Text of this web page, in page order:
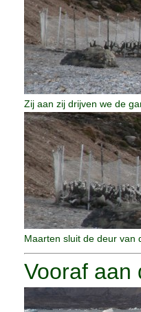
Zij aan zij drijven we de
Maarten sluit de deur van
Vooraf aan